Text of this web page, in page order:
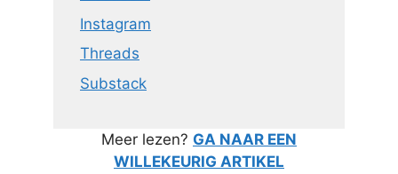
Instagram
Threads
Substack
Meer lezen? GA NAAR EEN
WILLEKEURIG ARTIKEL